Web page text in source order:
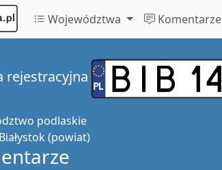
Województwa Komentarze
rejestracyjna
podlaskie
Białystok (powiat)